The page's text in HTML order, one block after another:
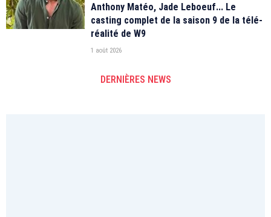
Anthony Matéo, Jade Leboeuf... Le
casting complet de la saison 9 de la télé-
réalité de W9
1 août 2026
DERNIÈRES NEWS